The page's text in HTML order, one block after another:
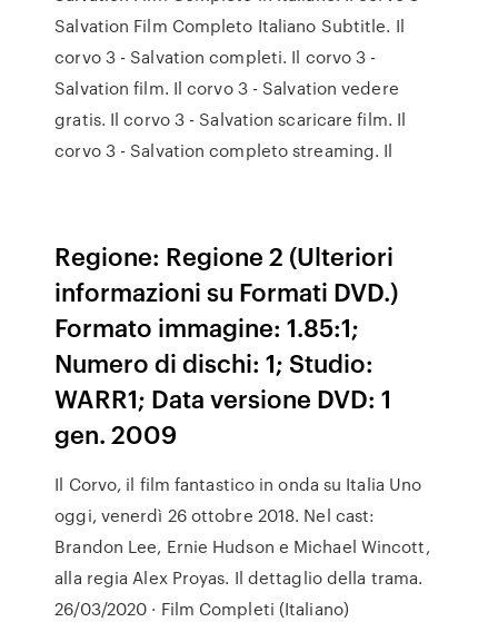
Salvation Film Completo Italiano Subtitle. Il
corvo 3 - Salvation completi. Il corvo 3 -
Salvation film. Il corvo 3 - Salvation vedere
gratis. Il corvo 3 - Salvation scaricare film. Il
corvo 3 - Salvation completo streaming. Il
Regione: Regione 2 (Ulteriori
informazioni su Formati DVD.)
Formato immagine: 1.85:1;
Numero di dischi: 1; Studio:
WARR1; Data versione DVD: 1
gen. 2009
Il Corvo, il film fantastico in onda su Italia Uno
oggi, venerdì 26 ottobre 2018. Nel cast:
Brandon Lee, Ernie Hudson e Michael Wincott,
alla regia Alex Proyas. Il dettaglio della trama.
26/03/2020 · Film Completi (Italiano)